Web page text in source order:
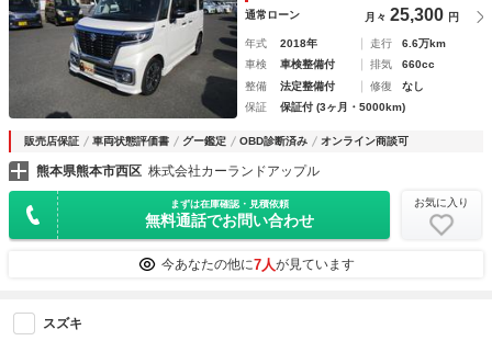
通常ローン 月々 25,300 円
年式 2018年 走行
6.6万km
車検
車検整備付 排気
660cc
整備
法定整備付 修復
なし
保証
保証付 (3ヶ月・5000km)
販売店保証 車両状態評価書 グー鑑定 OBD診断済み オンライン商談可
熊本県熊本市西区 株式会社カーランドアップル
まずは在庫確認・見積依頼
無料通話でお問い合わせ
お気に入り
今あなたの他に7人が見ています
スズキ